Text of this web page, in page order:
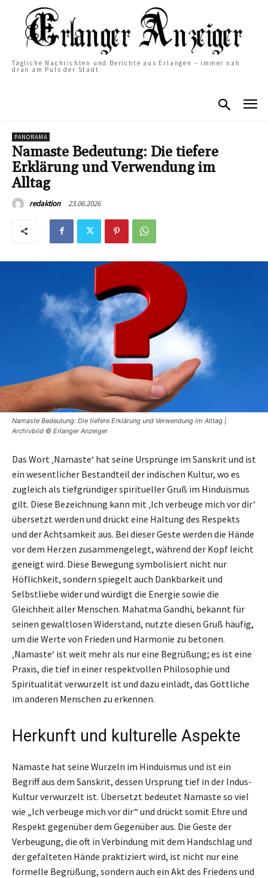
Tägliche Nachrichten und Berichte aus Erlangen – immer nah
dran am Puls der Stadt
PANORAMA
Namaste Bedeutung: Die tiefere
Erklärung und Verwendung im
Alltag
redaktion 23.06.2026
Namaste Bedeutung: Die tiefere Erklärung und Verwendung im Alltag |
Archivbild © Erlanger Anzeiger
Das Wort ‚Namaste‘ hat seine Ursprünge im Sanskrit und ist
ein wesentlicher Bestandteil der indischen Kultur, wo es
zugleich als tiefgründiger spiritueller Gruß im Hinduismus
gilt. Diese Bezeichnung kann mit ‚Ich verbeuge mich vor dir‘
übersetzt werden und drückt eine Haltung des Respekts
und der Achtsamkeit aus. Bei dieser Geste werden die Hände
vor dem Herzen zusammengelegt, während der Kopf leicht
geneigt wird. Diese Bewegung symbolisiert nicht nur
Höflichkeit, sondern spiegelt auch Dankbarkeit und
Selbstliebe wider und würdigt die Energie sowie die
Gleichheit aller Menschen. Mahatma Gandhi, bekannt für
seinen gewaltlosen Widerstand, nutzte diesen Gruß häufig,
um die Werte von Frieden und Harmonie zu betonen.
‚Namaste‘ ist weit mehr als nur eine Begrüßung; es ist eine
Praxis, die tief in einer respektvollen Philosophie und
Spiritualität verwurzelt ist und dazu einlädt, das Göttliche
im anderen Menschen zu erkennen.
Herkunft und kulturelle Aspekte
Namaste hat seine Wurzeln im Hinduismus und ist ein
Begriff aus dem Sanskrit, dessen Ursprung tief in der Indus-
Kultur verwurzelt ist. Übersetzt bedeutet Namaste so viel
wie „Ich verbeuge mich vor dir“ und drückt somit Ehre und
Respekt gegenüber dem Gegenüber aus. Die Geste der
Verbeugung, die oft in Verbindung mit dem Handschlag und
der gefalteten Hände praktiziert wird, ist nicht nur eine
formelle Begrüßung, sondern auch ein Akt des Friedens und